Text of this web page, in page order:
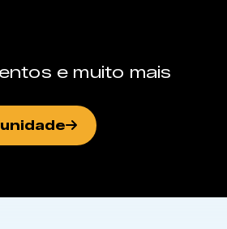
e muito mais